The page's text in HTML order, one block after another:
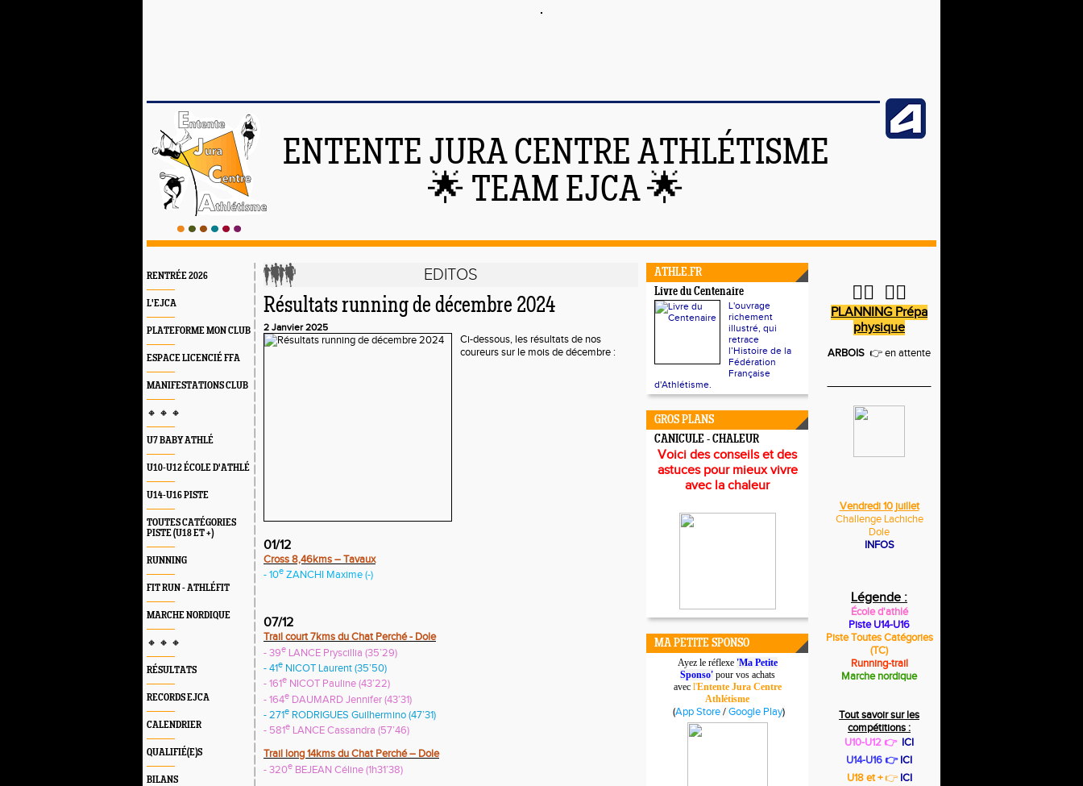
ENTENTE JURA CENTRE ATHLÉTISME
🌟 TEAM EJCA 🌟
RENTRÉE 2026
L'EJCA
PLATEFORME MON CLUB
ESPACE LICENCIÉ FFA
MANIFESTATIONS CLUB
🔸 🔸 🔸
U7 BABY ATHLÉ
U10-U12 ÉCOLE D'ATHLÉ
U14-U16 PISTE
TOUTES CATÉGORIES
PISTE (U18 ET +)
RUNNING
FIT RUN - ATHLÉFIT
MARCHE NORDIQUE
🔸 🔸 🔸
RÉSULTATS
RECORDS EJCA
CALENDRIER
QUALIFIÉ(E)S
BILANS
EDITOS
Résultats running de décembre 2024
2 Janvier 2025
Ci-dessous, les résultats de nos
coureurs sur le mois de décembre :
01/12
Cross 8,46kms – Tavaux
- 10e ZANCHI Maxime (-)
07/12
Trail court 7kms du Chat Perché - Dole
- 39e LANCE Pryscillia (35’29)
- 41e NICOT Laurent (35’50)
- 161e NICOT Pauline (43’22)
- 164e DAUMARD Jennifer (43’31)
- 271e RODRIGUES Guilhermino (47’31)
- 581e LANCE Cassandra (57’46)
Trail long 14kms du Chat Perché – Dole
- 320e BEJEAN Céline (1h31’38)
ATHLE.FR
Livre du Centenaire
L'ouvrage
richement
illustré, qui
retrace
l’Histoire de la
Fédération
Française
d'Athlétisme.
GROS PLANS
CANICULE - CHALEUR
Voici des conseils et des
astuces pour mieux vivre
avec la chaleur
MA PETITE SPONSO
Ayez le réflexe 'Ma Petite
Sponso'pour vos achats
avecl'Entente Jura Centre
Athlétisme
(App Store/Google Play)
🏋️‍♂️ 🏃‍♀️
PLANNING Prépa
physique
ARBOIS 👉 en attente
Vendredi 10 juillet
Challenge Lachiche
Dole
INFOS
Légende :
École d'athlé
Piste U14-U16
Piste ToutesCatégories
(TC)
Running-trail
Marche nordique
Tout savoir sur les
compétitions :
U10-U12 👉 ICI
U14-U16 👉ICI
U18 et +👉 ICI